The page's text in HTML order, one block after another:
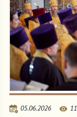
05.06.2026